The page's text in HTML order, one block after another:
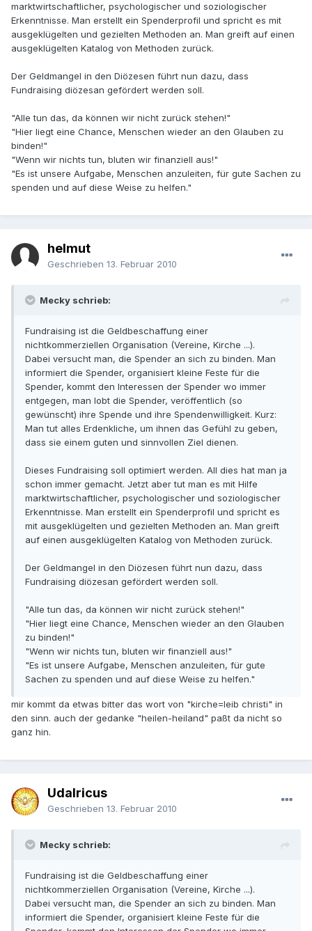
marktwirtschaftlicher, psychologischer und soziologischer
Erkenntnisse. Man erstellt ein Spenderprofil und spricht es mit
ausgeklügelten und gezielten Methoden an. Man greift auf einen
ausgeklügelten Katalog von Methoden zurück.
Der Geldmangel in den Diözesen führt nun dazu, dass
Fundraising diözesan gefördert werden soll.
"Alle tun das, da können wir nicht zurück stehen!"
"Hier liegt eine Chance, Menschen wieder an den Glauben zu
binden!"
"Wenn wir nichts tun, bluten wir finanziell aus!"
"Es ist unsere Aufgabe, Menschen anzuleiten, für gute Sachen zu
spenden und auf diese Weise zu helfen."
helmut
Geschrieben 13. Februar 2010
Mecky schrieb:
Fundraising ist die Geldbeschaffung einer
nichtkommerziellen Organisation (Vereine, Kirche ...).
Dabei versucht man, die Spender an sich zu binden. Man
informiert die Spender, organisiert kleine Feste für die
Spender, kommt den Interessen der Spender wo immer
entgegen, man lobt die Spender, veröffentlich (so
gewünscht) ihre Spende und ihre Spendenwilligkeit. Kurz:
Man tut alles Erdenkliche, um ihnen das Gefühl zu geben,
dass sie einem guten und sinnvollen Ziel dienen.
Dieses Fundraising soll optimiert werden. All dies hat man ja
schon immer gemacht. Jetzt aber tut man es mit Hilfe
marktwirtschaftlicher, psychologischer und soziologischer
Erkenntnisse. Man erstellt ein Spenderprofil und spricht es
mit ausgeklügelten und gezielten Methoden an. Man greift
auf einen ausgeklügelten Katalog von Methoden zurück.
Der Geldmangel in den Diözesen führt nun dazu, dass
Fundraising diözesan gefördert werden soll.
"Alle tun das, da können wir nicht zurück stehen!"
"Hier liegt eine Chance, Menschen wieder an den Glauben
zu binden!"
"Wenn wir nichts tun, bluten wir finanziell aus!"
"Es ist unsere Aufgabe, Menschen anzuleiten, für gute
Sachen zu spenden und auf diese Weise zu helfen."
mir kommt da etwas bitter das wort von "kirche=leib christi" in
den sinn. auch der gedanke "heilen-heiland" paßt da nicht so
ganz hin.
Udalricus
Geschrieben 13. Februar 2010
Mecky schrieb:
Fundraising ist die Geldbeschaffung einer
nichtkommerziellen Organisation (Vereine, Kirche ...).
Dabei versucht man, die Spender an sich zu binden. Man
informiert die Spender, organisiert kleine Feste für die